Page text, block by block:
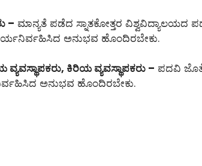
– ಮಾನ್ಯತೆ ಪಡೆದ ಸ್ನಾತಕೋತ್ತರ ವಿಶ್ವವಿದ್ಯಾಲಯದ
ಅನುಭವ ಹೊಂದಿರಬೇಕು.
ವ್ಯವಸ್ಥಾಪಕರು, ಕಿರಿಯ ವ್ಯವಸ್ಥಾಪಕರು – ಪದವಿ
ಅನುಭವ ಹೊಂದಿರಬೇಕು.